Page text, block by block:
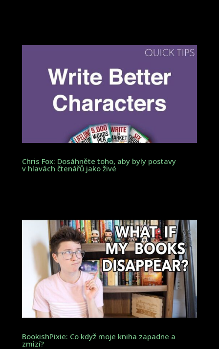
Chris Fox: Dosáhněte toho, aby byly postavy
v hlavách čtenářů jako živé
BookishPixie: Co když moje kniha zapadne a
zmizí?